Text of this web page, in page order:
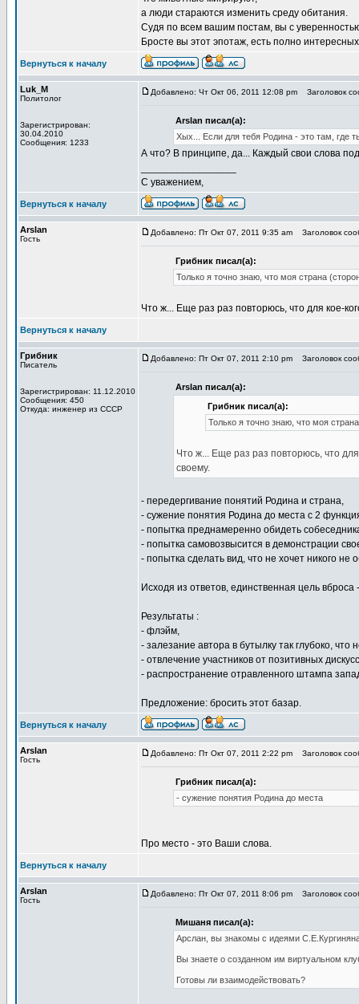
а люди стараются изменить среду обитания.
Судя по всем вашим постам, вы с
Бросте вы этот эпотаж, есть полно
Вернуться к началу
Luk_M
Политолог
Зарегистрирован:
30.04.2010
Сообщения: 1233
Добавлено: Чт Окт 06, 2011 12:08 pm Заголовок
Arslan писал(а):
Хых... Если для тебя Родина - это там, где
А что? В принципе, да... Каждый свои слова
С уважением,
Вернуться к началу
Arslan
Гость
Добавлено: Пт Окт 07, 2011 9:35 am Заголовок
Грибник писал(а):
Только я точно знаю, что моя страна
Что ж... Еще раз раз повторюсь, что для кое-
Вернуться к началу
Грибник
Писатель
Зарегистрирован: 11.12.2010
Сообщения: 450
Откуда: инженер из СССР
Добавлено: Пт Окт 07, 2011 2:10 pm Заголовок
Arslan писал(а):
Грибник писал(а):
Только я точно знаю, что моя
Что ж... Еще раз раз повторюсь, что
своему.
- передергивание понятий Родина и страна,
- сужение понятия Родина до места с 2
- попытка преднамеренно обидеть
- попытка самовозвысится в демонстрации
- попытка сделать вид, что не хочет никого не
Исходя из ответов, единственная цель
Результаты :
- флэйм,
- залезание автора в бутылку так глубоко,
- отвлечение участников от позитивных
- распространение отравленного штампа
Предложение: бросить этот базар.
Вернуться к началу
Arslan
Гость
Добавлено: Пт Окт 07, 2011 2:22 pm Заголовок
Грибник писал(а):
- сужение понятия Родина до места
Про место - это Ваши слова.
Вернуться к началу
Arslan
Гость
Добавлено: Пт Окт 07, 2011 8:06 pm Заголовок
Мишаня писал(а):
Арслан, вы знакомы с идеями
Вы знаете о созданном им виртуальном
Готовы ли взаимодействовать?